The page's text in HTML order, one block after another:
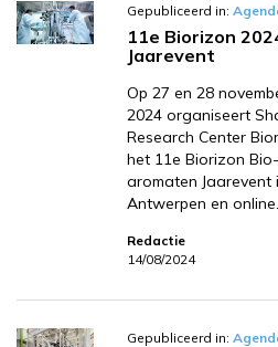
Gepubliceerd in:
11e Biorizon
Jaarevent
Op 27 en 28
2024 organiseert
Research Center
het 11e Biorizon Bio-
aromaten Jaarevent
Antwerpen en
Redactie
14/08/2024
Gepubliceerd in: